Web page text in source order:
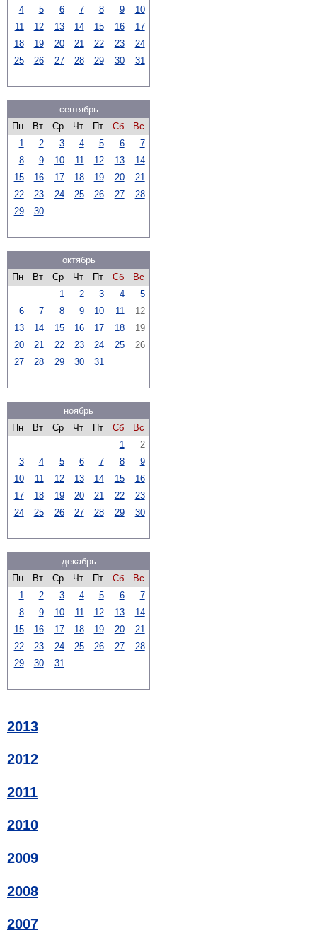
4
5 6 7 8 9
10
11
12 13 14 15 16
17
18
19 20 21 22 23
24
25
26 27 28 29 30 31
сентябрь
Пн
Вт Ср Чт Пт Сб
Вс
1
2 3 4 5 6
7
8
9 10 11 12 13
14
15
16 17 18 19 20
21
22
23 24 25 26 27
28
29
30
октябрь
Пн
Вт Ср Чт Пт Сб
Вс
1
2 3 4
5
6
7 8 9 10 11
12
13
14 15 16 17 18
19
20
21 22 23 24 25
26
27
28 29 30 31
ноябрь
Пн
Вт Ср Чт Пт Сб
Вс
1
2
3
4 5 6 7 8
9
10
11 12 13 14 15
16
17
18 19 20 21 22
23
24
25 26 27 28 29 30
декабрь
Пн
Вт Ср Чт Пт Сб
Вс
1
2 3 4 5 6
7
8
9 10 11 12 13
14
15
16 17 18 19 20
21
22
23 24 25 26 27
28
29
30 31
2013
2012
2011
2010
2009
2008
2007